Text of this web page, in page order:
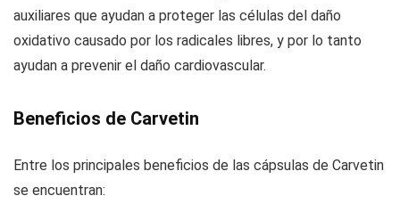
auxiliares que ayudan a proteger las células del daño
oxidativo causado por los radicales libres, y por lo tanto
ayudan a prevenir el daño cardiovascular.
Beneficios de Carvetin
Entre los principales beneficios de las cápsulas de Carvetin
se encuentran: